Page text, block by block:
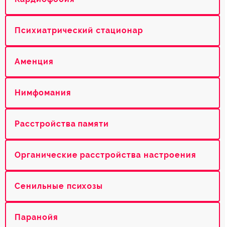
Психиатрический стационар
Аменция
Нимфомания
Расстройства памяти
Органические расстройства настроения
Сенильные психозы
Паранойя